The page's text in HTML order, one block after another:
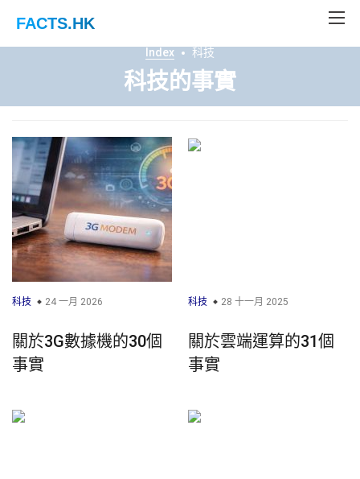
FACTS.HK
Index 科技
科技的事實
科技 24 一月 2026
關於3G數據機的30個
事實
科技 28 十一月 2025
關於雲端運算的31個
事實